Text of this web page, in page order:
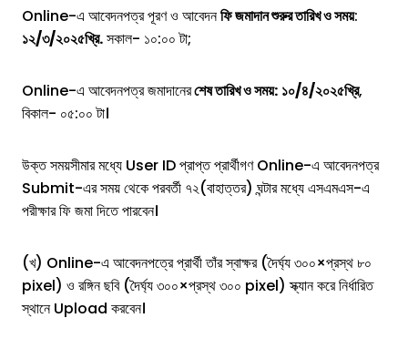
Online-এ আবেদনপত্র পূরণ ও আবেদনফি জমাদান শুরুর তারিখ ও সময়:
১২/৩/২০২৫খ্রি.সকাল- ১০:০০ টা;
Online-এ আবেদনপত্র জমাদানেরশেষ তারিখ ও সময়: ১০/৪/২০২৫খ্রি,
বিকাল- ০৫:০০ টা।
উক্ত সময়সীমার মধ্যে User ID প্রাপ্ত প্রার্থীগণ Online-এ আবেদনপত্র
Submit-এর সময় থেকে পরবর্তী ৭২(বাহাত্তর) ঘন্টার মধ্যে এসএমএস-এ
পরীক্ষার ফি জমা দিতে পারবেন।
(খ) Online-এ আবেদনপত্রে প্রার্থী তাঁর স্বাক্ষর (দৈর্ঘ্য ৩০০×প্রস্থ ৮০
pixel) ও রঙ্গিন ছবি (দৈর্ঘ্য ৩০০×প্রস্থ ৩০০ pixel) স্ক্যান করে নির্ধারিত
স্থানে Upload করবেন।